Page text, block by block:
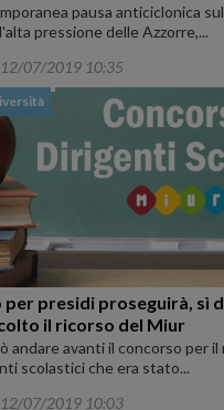
pausa anticiclonica
pressione delle Azzorre,...
12/07/2019 10:35
per presidi proseguirà, sì
il ricorso del Miur
andare avanti il concorso per
scolastici che era stato...
12/07/2019 10:03